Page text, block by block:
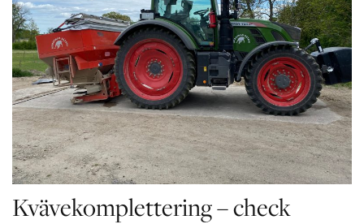
Kvävekomplettering – check